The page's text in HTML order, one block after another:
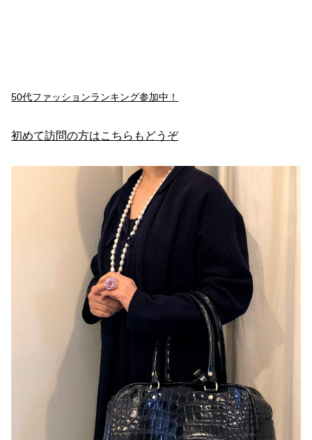
50代ファッションランキング参加中！
初めて訪問の方はこちらもどうぞ